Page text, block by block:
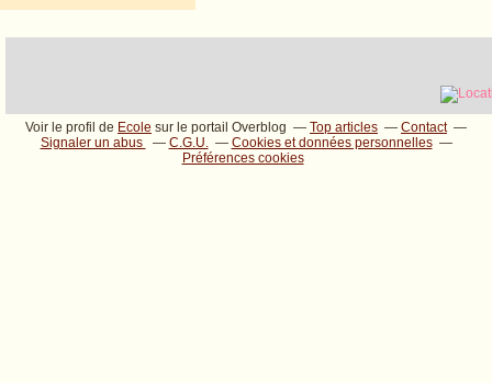
Voir le profil de Ecole sur le portail Overblog Top articles
Contact
Signaler un abus
C.G.U.
Cookies et données personnelles
Préférences cookies